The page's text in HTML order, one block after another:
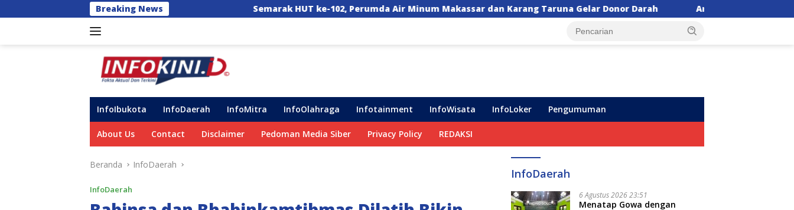
ke
Breaking NewsSemarak HUT ke-102, Perumda Air Minum Makassar dan Karang Taruna Gelar Donor Darah Anggota DPR Vita Ervina Usulkan Iuran
InfoIbukota InfoDaerah InfoMitra InfoOlahraga Infotainment InfoWisata InfoLoker Pengumuman
About Us Contact Disclaimer Pedoman Media Siber Privacy Policy REDAKSI
Beranda InfoDaerah
InfoDaerah
InfoDaerah
6 Agustus 2026 23:51
Menatap Gowa dengan